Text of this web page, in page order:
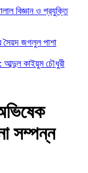
বিজ্ঞান ও প্রযুক্তি
সৈয়দ জগলুল পাশা
আব্দুল কাইয়ুম চৌধুরী
সম্পন্ন